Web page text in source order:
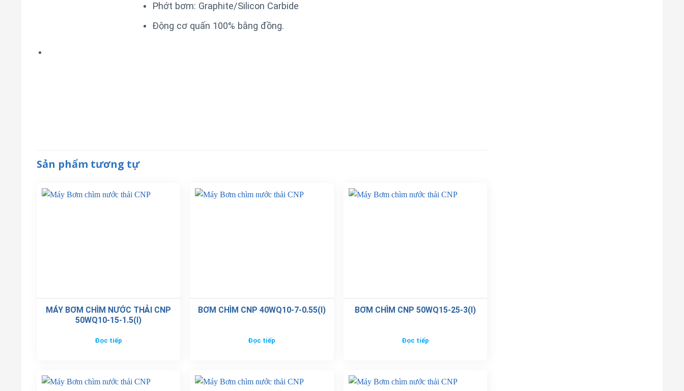
Phớt bơm: Graphite/Silicon Carbide
Động cơ quấn 100% bằng đồng.
Sản phẩm tương tự
MÁY BƠM CHÌM NƯỚC THẢI CNP
50WQ10-15-1.5(I)
Đọc tiếp
BƠM CHÌM CNP 40WQ10-7-0.55(I)
Đọc tiếp
BƠM CHÌM CNP 50WQ15-25-3(I)
Đọc tiếp